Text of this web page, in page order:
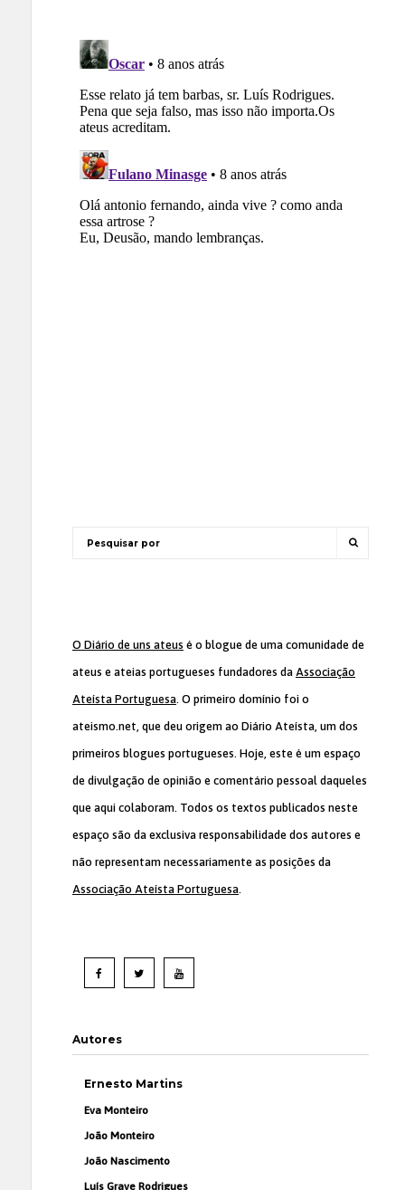
O Diário de uns ateus é o blogue de uma comunidade de
ateus e ateias portugueses fundadores da Associação
Ateísta Portuguesa. O primeiro domínio foi o
ateismo.net, que deu origem ao Diário Ateísta, um dos
primeiros blogues portugueses. Hoje, este é um espaço
de divulgação de opinião e comentário pessoal daqueles
que aqui colaboram. Todos os textos publicados neste
espaço são da exclusiva responsabilidade dos autores e
não representam necessariamente as posições da
Associação Ateísta Portuguesa.
Autores
Ernesto Martins
Eva Monteiro
João Monteiro
João Nascimento
Luís Grave Rodrigues